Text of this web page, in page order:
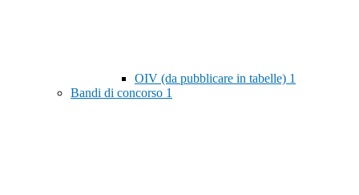
OIV (da pubblicare in tabelle) 1
Bandi di concorso 1